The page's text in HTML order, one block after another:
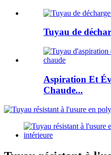
Tuyau de
Aspiration Et
Chaude...